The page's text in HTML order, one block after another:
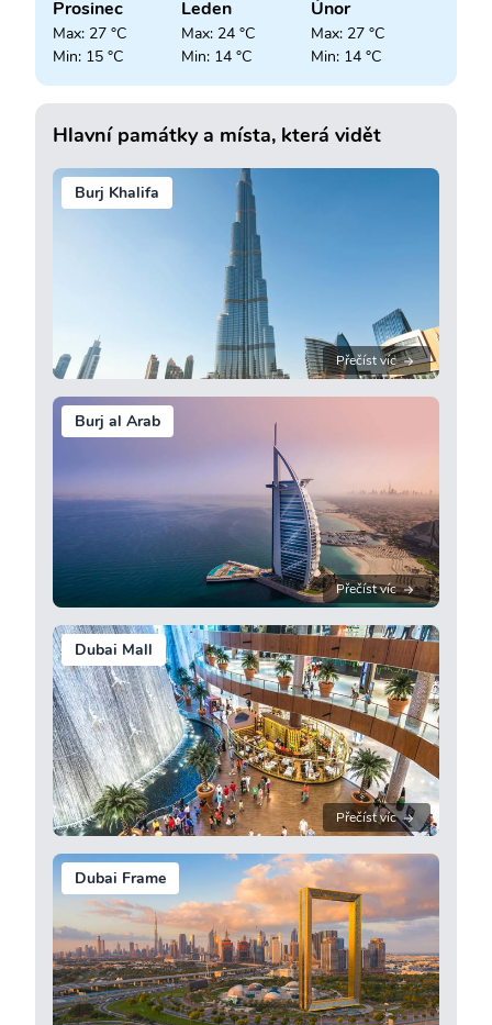
Prosinec
Max: 27 °C
Min: 15 °C
Leden
Max: 24 °C
Min: 14 °C
Únor
Max: 27 °C
Min: 14 °C
Hlavní památky a místa, která vidět
Burj Khalifa
Přečíst víc
Burj al Arab
Přečíst víc
Dubai Mall
Přečíst víc
Dubai Frame